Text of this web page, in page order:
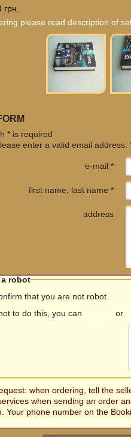
please read description of
* is required
enter a valid email address.
e-mail *
first name, last name *
address
a robot
that you are not robot.
to do this, you can register or
when ordering, tell the
when sending an order
Your phone number on the